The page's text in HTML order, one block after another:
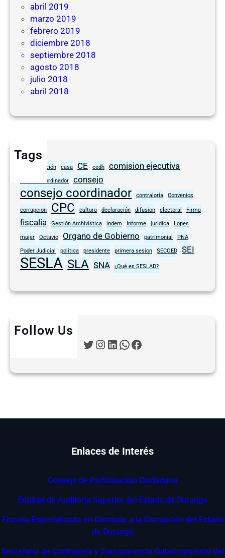
abril 2019
marzo 2019
febrero 2019
diciembre 2018
septiembre 2018
agosto 2018
julio 2018
abril 2018
Tags
anticorrupción casa CE cedh comision ejecutiva
comite coordinador consejo
consejo coordinador contraloría Convenios
corrupcion CPC cultura declaración difusion electoral Firma
fiscalia Gestión Archivística indem Informe juridica Lopes
mujer Octavio Organo de Gobierno patrimonial PNA
Poder Judicial politica presidente primera sesion SECOED SEI
SESLA SLA SNA ¿Qué es SESLAD?
Follow Us
Twitter Instagram LinkedIn WhatsApp Facebook
Enlaces de Interés
Consejo de Participación Ciudadana
Entidad de Auditoria Superior del Estado de Durango
Fiscalía Especializada en Combate a la Corrupción del Estado
de Durango
Secretaría de Contraloría y Transparencia Gubernamental del